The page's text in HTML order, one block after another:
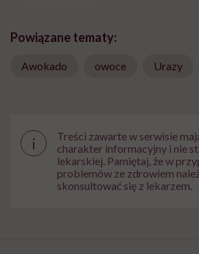
Powiązane tematy:
Awokado owoce Urazy
i
Treści zawarte w serwisie
charakter informacyjny i nie
lekarskiej. Pamiętaj, że w
problemów ze zdrowiem
skonsultować się z lekarzem.